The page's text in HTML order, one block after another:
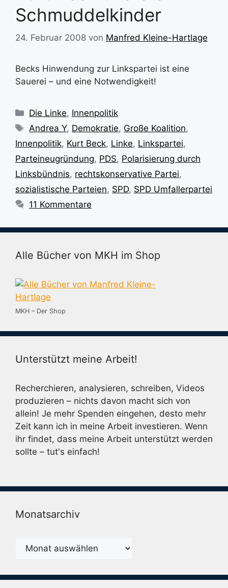
Schmuddelkinder
24. Februar 2008 von Manfred Kleine-Hartlage
Becks Hinwendung zur Linkspartei ist eine
Sauerei – und eine Notwendigkeit!
Kategorien
Die Linke, Innenpolitik
Schlagwörter
Andrea Y, Demokratie, Große Koalition,
Innenpolitik, Kurt Beck, Linke, Linkspartei,
Parteineugründung, PDS, Polarisierung durch
Linksbündnis, rechtskonservative Partei,
sozialistische Parteien, SPD, SPD Umfallerpartei
11 Kommentare
Alle Bücher von MKH im Shop
MKH – Der Shop
Unterstützt meine Arbeit!
Recherchieren, analysieren, schreiben, Videos
produzieren – nichts davon macht sich von
allein! Je mehr Spenden eingehen, desto mehr
Zeit kann ich in meine Arbeit investieren. Wenn
ihr findet, dass meine Arbeit unterstützt werden
sollte – tut's einfach!
Monatsarchiv
Monatsarchiv